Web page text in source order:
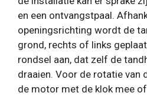
en een ontvangstpaal.
openingsrichting wordt de
grond, rechts of links
rondsel aan, dat zelf de
draaien. Voor de rotatie van
de motor met de klok mee